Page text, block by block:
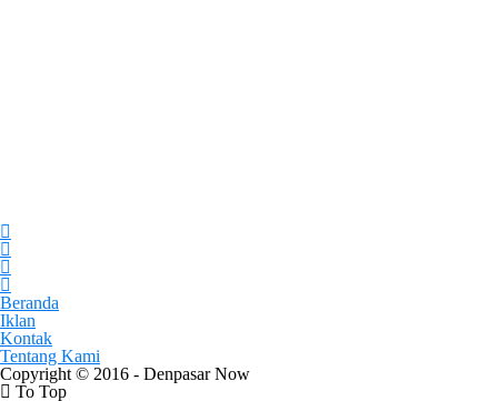
Beranda
Iklan
Kontak
Tentang Kami
Copyright © 2016 - Denpasar Now
To Top